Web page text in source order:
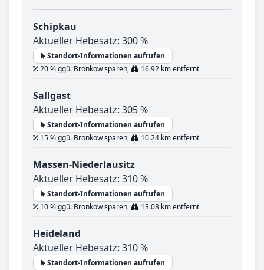
Schipkau
Aktueller Hebesatz: 300 %
Standort-Informationen aufrufen
20 % ggü. Bronkow sparen,
16.92 km entfernt
Sallgast
Aktueller Hebesatz: 305 %
Standort-Informationen aufrufen
15 % ggü. Bronkow sparen,
10.24 km entfernt
Massen-Niederlausitz
Aktueller Hebesatz: 310 %
Standort-Informationen aufrufen
10 % ggü. Bronkow sparen,
13.08 km entfernt
Heideland
Aktueller Hebesatz: 310 %
Standort-Informationen aufrufen